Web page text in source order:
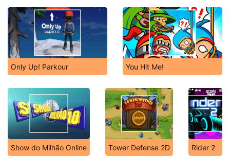
Only Up! Parkour You Hit Me!
Show do Milhão Online Tower Defense 2D Rider 2